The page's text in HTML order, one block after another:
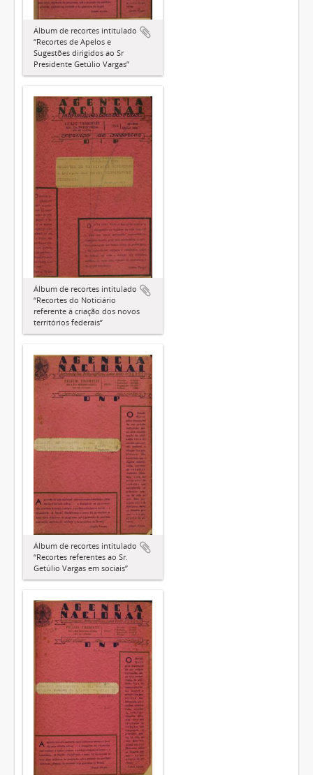
Álbum de recortes intitulado
“Recortes de Apelos e
Sugestões dirigidos ao Sr
Presidente Getúlio Vargas”
Álbum de recortes intitulado
“Recortes do Noticiário
referente à criação dos novos
territórios federais”
Álbum de recortes intitulado
“Recortes referentes ao Sr.
Getúlio Vargas em sociais”